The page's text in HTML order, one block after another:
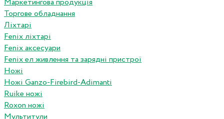
Маркетингова продукція
Торгове обладнання
Ліхтарі
Fenix ліхтарі
Fenix аксесуари
Fenix ел живлення та зарядні пристрої
Ножі
Ножі Ganzo-Firebird-Adimanti
Ruike ножі
Roxon ножi